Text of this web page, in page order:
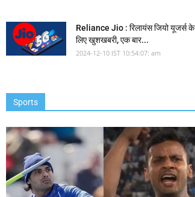
Reliance Jio : रिलायंस जियो यूजर्स के
लिए खुशखबरी, एक बार...
2024-12-10 IST 10:54:07: am
Sports